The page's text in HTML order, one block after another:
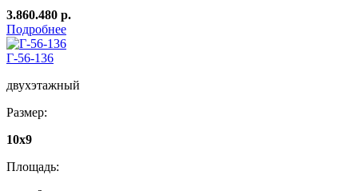
3.860.480 р.
Подробнее
Г-56-136
двухэтажный
Размер:
10x9
Площадь: